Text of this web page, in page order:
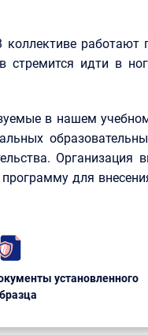
работают
идти в
в нашем
Организация
для
установленного